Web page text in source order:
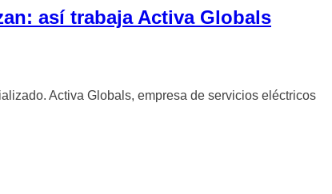
así trabaja Activa Globals
Activa Globals, empresa de servicios eléctricos